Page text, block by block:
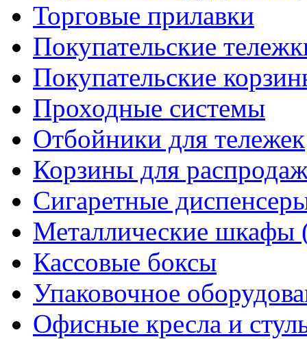
Торговые прилавки
Покупательские
Покупательские
Проходные системы
Отбойники для тележек
Корзины для
Сигаретные
Металлические
Кассовые боксы
Упаковочное
Офисные кресла и